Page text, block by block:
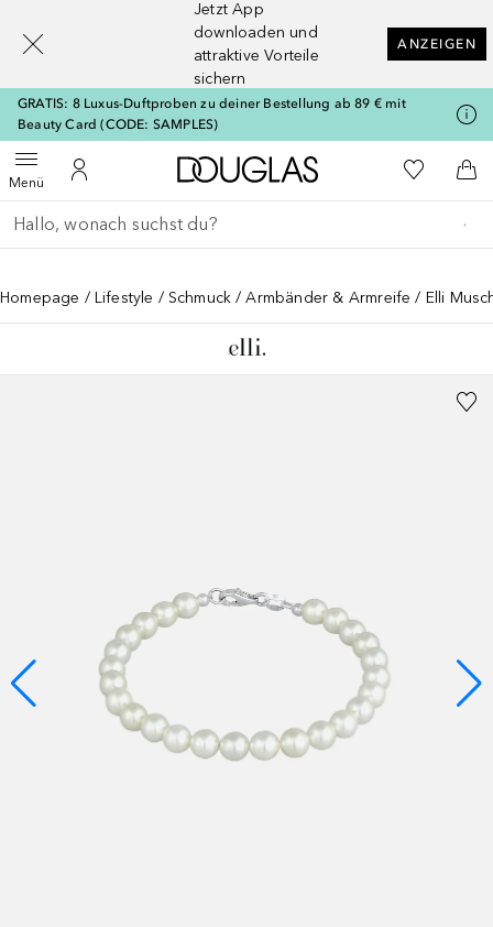
Jetzt App
downloaden und
attraktive Vorteile
sichern
ANZEIGEN
GRATIS: 8 Luxus-Duftproben zu deiner Bestellung ab 89 € mit
Beauty Card (CODE: SAMPLES)
MenüMenü öffnenZu Meinem Kundenkonto
Zur Douglas Startseite
Zu Meiner
Gehe zurück
Suche ausführen
Homepage Lifestyle Schmuck Armbänder & Armreife Elli
[navigation.slideout.screenreader]